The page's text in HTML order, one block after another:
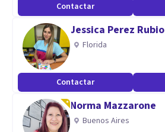
Contactar
Jessica Perez Rubio
Florida
Contactar
Norma Mazzarone
Buenos Aires